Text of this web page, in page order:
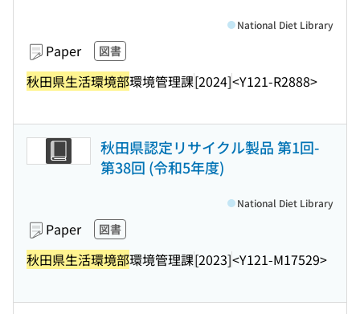
Paper 図書
秋田県生活環境部環境管理課[2024]<Y121-R2888>
National Diet Library
秋田県認定リサイクル製品 第1回-
第38回 (令和5年度)
Paper 図書
秋田県生活環境部環境管理課[2023]<Y121-M17529>
National Diet Library